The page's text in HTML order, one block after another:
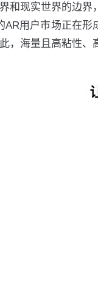
和现实世界的边
用户市场正在
，海量且高粘性